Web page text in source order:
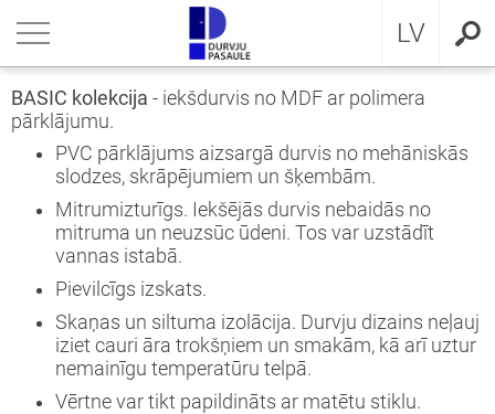
LV
RU
BASIC kolekcija - iekšdurvis no MDF ar polimera
pārklājumu.
PVC pārklājums aizsargā durvis no mehāniskās
slodzes, skrāpējumiem un šķembām.
Mitrumizturīgs. Iekšējās durvis nebaidās no
mitruma un neuzsūc ūdeni. Tos var uzstādīt
vannas istabā.
Pievilcīgs izskats.
Skaņas un siltuma izolācija. Durvju dizains neļauj
iziet cauri āra trokšņiem un smakām, kā arī uztur
nemainīgu temperatūru telpā.
Vērtne var tikt papildināts ar matētu stiklu.
DZĪVOKLIM
PRIVĀTMĀJAI
TAPETES
DZĪVOKLIM
kolekcija
durvis dzīvoklim
ārdurvis dzīvoklim
PRIVĀTMĀJAI
ārdurvis ar MDF
ārdurvis
64mm
ārdurvis
ārdurvis
GLASS
INOX
CLASSIC
MODERN
durvis
klasika
UN STANDARD durvis
kolekcija
kolekcija
kolekcija
un nosacījumi
politika
politika